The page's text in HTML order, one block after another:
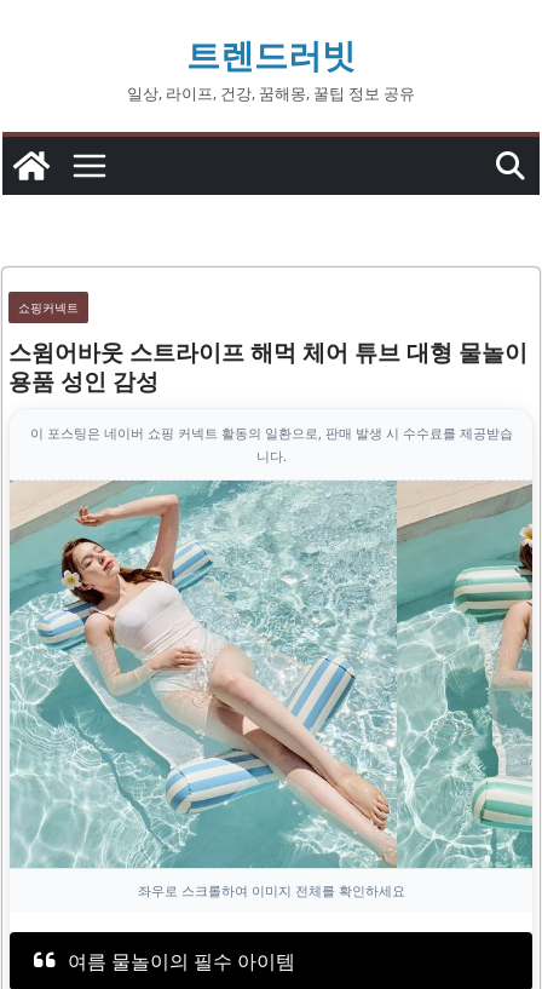
트렌드러빗
일상, 라이프, 건강, 꿈해몽, 꿀팁 정보 공유
쇼핑커넥트
스윔어바웃 스트라이프 해먹 체어 튜브 대형 물놀이
용품 성인 감성
이 포스팅은 네이버 쇼핑 커넥트 활동의 일환으로, 판매 발생 시 수수료를 제공받습
니다.
좌우로 스크롤하여 이미지 전체를 확인하세요
여름 물놀이의 필수 아이템